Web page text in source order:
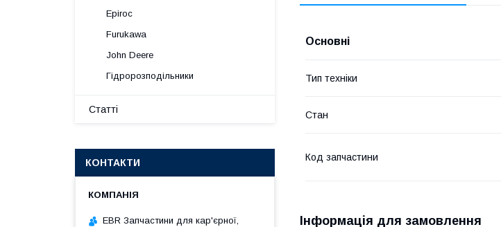
Основні
Тип техніки
Стан
Код запчастини
Інформація для замовлення
Epiroc
Furukawa
John Deere
Гідророзподільники
Статті
КОНТАКТИ
EBR Запчастини для кар'єрної,